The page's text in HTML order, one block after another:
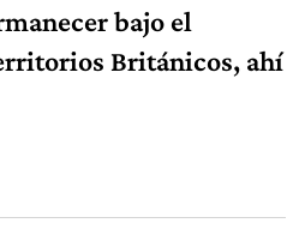
bajo el
Británicos, ahí